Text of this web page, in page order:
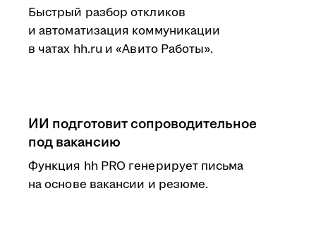
Быстрый разбор откликов
и автоматизация коммуникации
в чатах hh.ru и «Авито Работы».
ИИ подготовит сопроводительное
под вакансию
Функция hh PRO генерирует письма
на основе вакансии и резюме.